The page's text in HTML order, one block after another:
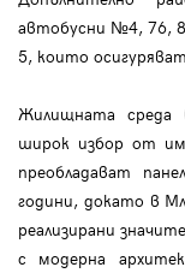
автобусни №4, 76,
5, които
Жилищната среда
широк избор от
преобладават
години, докато в
реализирани
с модерна